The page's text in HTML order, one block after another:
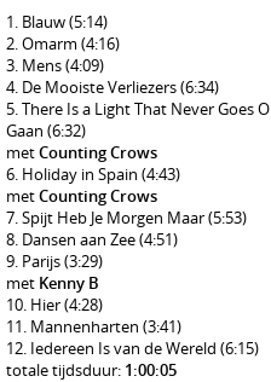
Blauw(5:14)
Omarm (4:16)
Mens(4:09)
De Mooiste Verliezers(6:34)
There Is a Light That Never Goes
Gaan (6:32)
metCounting Crows
Holiday in Spain (4:43)
metCounting Crows
Spijt Heb Je Morgen Maar(5:53)
Dansen aan Zee(4:51)
Parijs(3:29)
met Kenny B
Hier(4:28)
Mannenharten (3:41)
Iedereen Is van de Wereld (6:15)
totale tijdsduur: 1:00:05